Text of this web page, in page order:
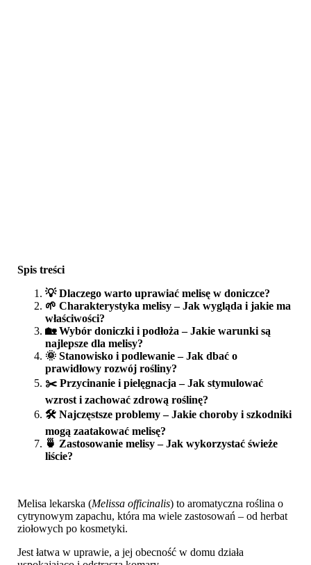
Spis treści
💡 Dlaczego warto uprawiać melisę w doniczce?
🌱 Charakterystyka melisy – Jak wygląda i jakie ma
właściwości?
🏡 Wybór doniczki i podłoża – Jakie warunki są
najlepsze dla melisy?
🌞 Stanowisko i podlewanie – Jak dbać o
prawidłowy rozwój rośliny?
✂️ Przycinanie i pielęgnacja – Jak stymulować
wzrost i zachować zdrową roślinę?
🛠️ Najczęstsze problemy – Jakie choroby i szkodniki
mogą zaatakować melisę?
🍵 Zastosowanie melisy – Jak wykorzystać świeże
liście?
Melisa lekarska (Melissa officinalis) to aromatyczna roślina o
cytrynowym zapachu, która ma wiele zastosowań – od herbat
ziołowych po kosmetyki.
Jest łatwa w uprawie, a jej obecność w domu działa